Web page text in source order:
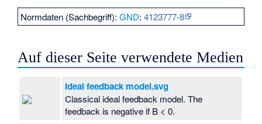
Normdaten (Sachbegriff):GND:4123777-8
Auf dieser Seite verwendete Medien
Ideal feedback model.svg
Classical ideal feedback model. The
feedback is negative if B < 0.